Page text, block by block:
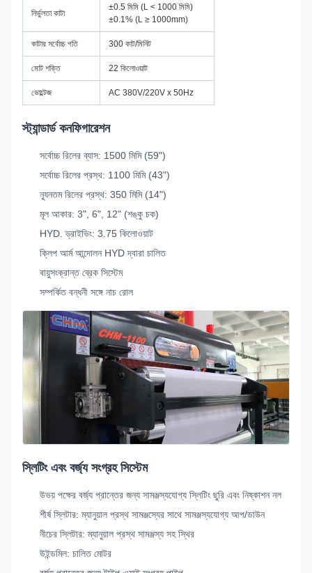
নির্ভুলতা কাটা
±0.5 মিমি (L < 1000 মিমি)
±0.1% (L ≥ 1000mm)
কাটার সর্বোচ্চ গতি 300 কাট/মিনিট
মোট শক্তি 22 কিলোওয়াট
ভোল্টেজ AC 380V/220V x 50Hz
স্ট্যান্ডার্ড কনফিগারেশন
সর্বোচ্চ রিলের ব্যাস: 1500 মিমি (59")
সর্বোচ্চ রিলের প্রস্থ: 1100 মিমি (43")
ন্যূনতম রিলের প্রস্থ: 350 মিমি (14")
মূল আকার: 3", 6", 12" (শঙ্কু চক)
HYD. ড্রাইভিং: 3.75 কিলোওয়াট
ক্লিপ আর্ম আন্দোলন HYD দ্বারা চালিত
বায়ুসংক্রান্ত ব্রেক সিস্টেম
সম্পর্কিত বন্ধনী সঙ্গে নাচ রোল
স্লিটিং এবং বর্জ্য সংগ্রহ সিস্টেম
উভয় পক্ষের বর্জ্য প্রান্তের জন্য সামঞ্জস্যযোগ্য স্লিটিং ছুরি এবং নিষ্কাশন নল
শীর্ষ স্লিটার: ম্যানুয়াল প্রস্থ সামঞ্জস্যের সাথে সামঞ্জস্যযোগ্য আপ/ডাউন
নীচের স্লিটার: ম্যানুয়াল প্রস্থ সামঞ্জস্য সহ স্থির
উইন্ডমিল: চালিত মোটর